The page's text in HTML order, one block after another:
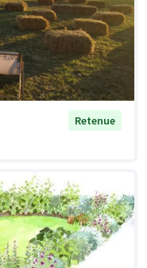
Retenue